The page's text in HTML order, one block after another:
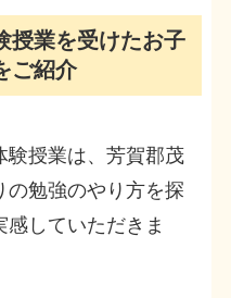
授業を受けたお子
ご紹介
験授業は、芳賀郡茂
の勉強のやり方を探
感していただきま